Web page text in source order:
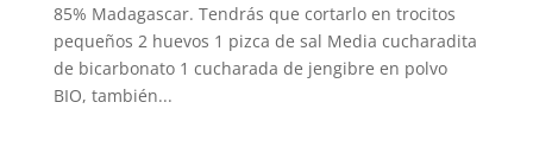
85% Madagascar. Tendrás que cortarlo en trocitos
pequeños 2 huevos 1 pizca de sal Media cucharadita
de bicarbonato 1 cucharada de jengibre en polvo
BIO, también...